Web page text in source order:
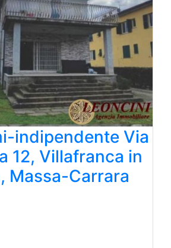
indipendente Via
12, Villafranca in
Massa-Carrara